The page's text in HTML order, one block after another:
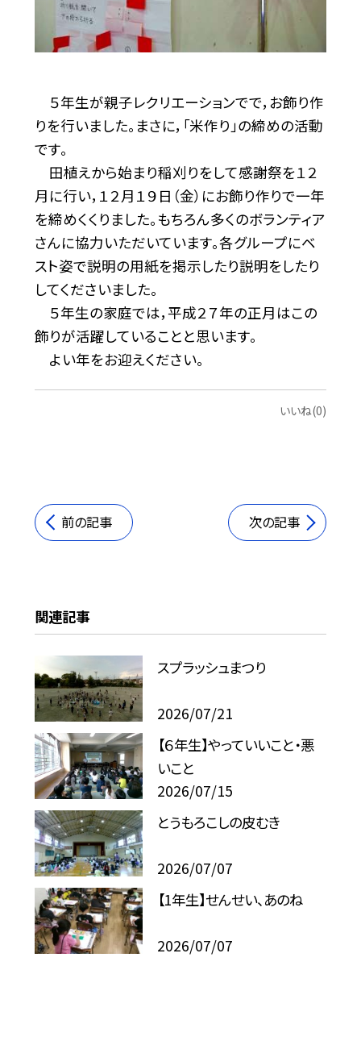
５年生が親子レクリエーションでで，お飾り作
りを行いました。まさに，「米作り」の締めの活動
です。
田植えから始まり稲刈りをして感謝祭を１２
月に行い，１２月１９日（金）にお飾り作りで一年
を締めくくりました。もちろん多くのボランティア
さんに協力いただいています。各グループにベ
スト姿で説明の用紙を掲示したり説明をしたり
してくださいました。
５年生の家庭では，平成２７年の正月はこの
飾りが活躍していることと思います。
よい年をお迎えください。
いいね(0)
前の記事 次の記事
関連記事
スプラッシュまつり
2026/07/21
【６年生】やっていいこと・悪
いこと
2026/07/15
とうもろこしの皮むき
2026/07/07
【1年生】せんせい、あのね
2026/07/07